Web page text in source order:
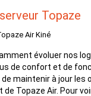
Topaze
Air Kiné
évoluer nos
de confort et de
maintenir à jour les
Topaze Air. Pour